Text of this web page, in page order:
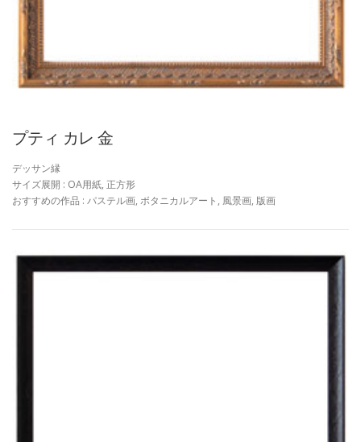
プティ カレ 金
デッサン縁
サイズ展開 : OA用紙, 正方形
おすすめの作品 : パステル画, ボタニカルアート, 風景画, 版画